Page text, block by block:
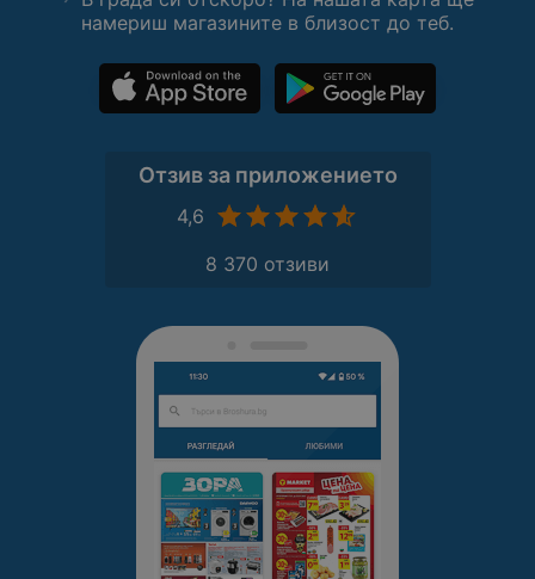
намериш магазините в близост до теб.
Отзив за приложението
4,6
8 370 отзиви